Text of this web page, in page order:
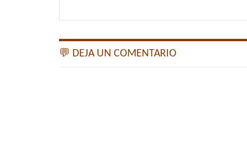
💬 DEJA UN COMENTARIO